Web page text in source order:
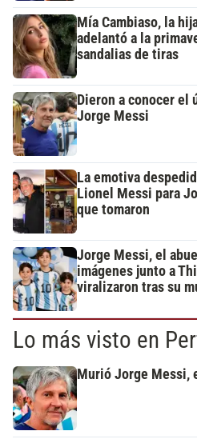
Mía Cambiaso, la
adelantó a la
sandalias de tiras
Dieron a conocer el
Jorge Messi
La emotiva
Lionel Messi para
que tomaron
Jorge Messi, el
imágenes junto a
viralizaron tras su
Lo más visto en
Murió Jorge Messi,